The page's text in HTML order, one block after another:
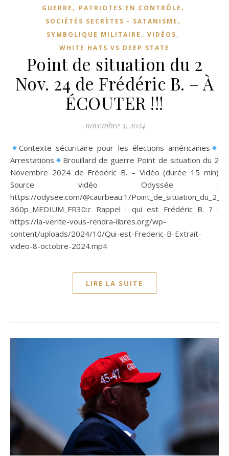
GUERRE , PATRIOTES EN CONTRÔLE ,
SOCIÉTÉS SECRÈTES - SATANISME ,
SYMBOLIQUE MILITAIRE , VIDÉOS,
WHITE HATS VS DEEP STATE
Point de situation du 2
Nov. 24 de Frédéric B. – À
ÉCOUTER !!!
novembre 3, 2024
Contexte sécuritaire pour les élections américaines
Arrestations
Brouillard de guerre Point de situation du 2
Novembre 2024 de Frédéric B. – Vidéo (durée 15 min)
Source vidéo Odyssée :
https://odysee.com/@caurbeau:1/
360p_MEDIUM_FR30:c Rappel : qui est Frédéric B. ? :
https://la-verite-vous-rendra-libres.org/wp-
content/uploads/2024/10/Qui-est-Frederic-B-Extrait-
video-8-octobre-2024.mp4
LIRE LA SUITE